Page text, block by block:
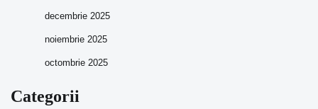
decembrie 2025
noiembrie 2025
octombrie 2025
Categorii